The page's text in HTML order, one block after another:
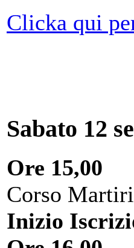
Clicka qui
Sabato 12
Ore 15,00
Corso
Inizio